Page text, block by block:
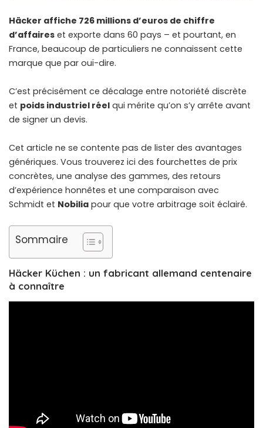
Häcker affiche 726 millions d’euros de chiffre
d’affaires et exporte dans 60 pays – et pourtant, en
France, beaucoup de particuliers ne connaissent cette
marque que par ouï-dire.
C’est précisément ce décalage entre notoriété discrète
et poids industriel réel qui mérite qu’on s’y arrête avant
de signer un devis.
Cet article ne se contente pas de lister des avantages
génériques. Vous trouverez ici des fourchettes de prix
concrètes, une analyse des gammes, des retours
d’expérience honnêtes et une comparaison avec
Schmidt et Nobilia pour que votre arbitrage soit éclairé.
Sommaire
Häcker Küchen : un fabricant allemand centenaire
à connaître